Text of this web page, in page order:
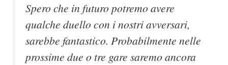
Spero che in futuro potremo avere
qualche duello con i nostri avversari,
sarebbe fantastico. Probabilmente nelle
prossime due o tre gare saremo ancora